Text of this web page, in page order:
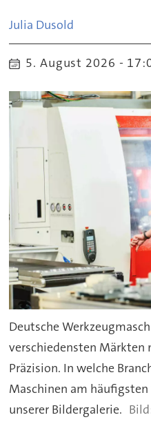
Julia Dusold
5. August 2026 -
Deutsche
verschiedensten
Präzision. In welche
Maschinen am häufigsten
unserer Bildergalerie.